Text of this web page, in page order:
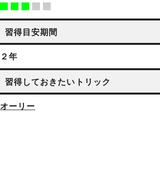
習得目安期間
２年
習得しておきたいトリック
オーリー